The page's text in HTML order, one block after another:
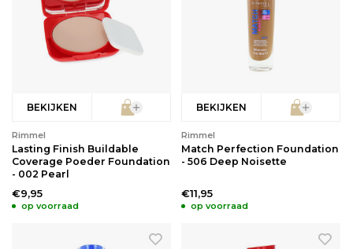
BEKIJKEN
Rimmel
Lasting Finish Buildable
Coverage Poeder Foundation
- 002 Pearl
€9,95
op voorraad
BEKIJKEN
Rimmel
Match Perfection Foundation
- 506 Deep Noisette
€11,95
op voorraad